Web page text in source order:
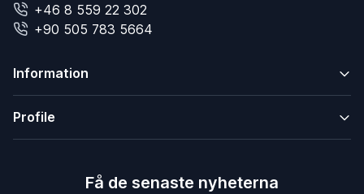
+46 8 559 22 302
+90 505 783 5664
Information
Profile
Få de senaste nyheterna